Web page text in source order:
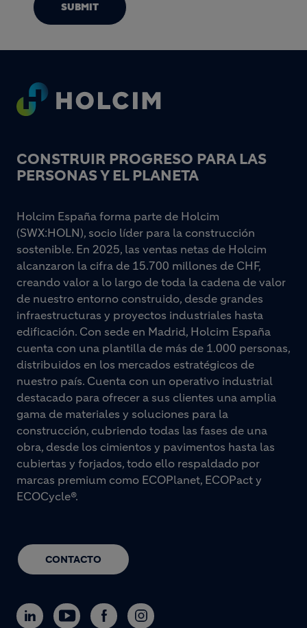
SUBMIT
Footer
CONSTRUIR PROGRESO PARA LAS
PERSONAS Y EL PLANETA
CONTACTO
Holcim España forma parte de Holcim
(SWX:HOLN), socio líder para la construcción
sostenible. En 2025, las ventas netas de Holcim
alcanzaron la cifra de 15.700 millones de CHF,
creando valor a lo largo de toda la cadena de valor
de nuestro entorno construido, desde grandes
infraestructuras y proyectos industriales hasta
edificación. Con sede en Madrid, Holcim España
cuenta con una plantilla de más de 1.000 personas,
distribuidos en los mercados estratégicos de
nuestro país. Cuenta con un operativo industrial
destacado para ofrecer a sus clientes una amplia
gama de materiales y soluciones para la
construcción, cubriendo todas las fases de una
obra, desde los cimientos y pavimentos hasta las
cubiertas y forjados, todo ello respaldado por
marcas premium como ECOPlanet, ECOPact y
ECOCycle®.